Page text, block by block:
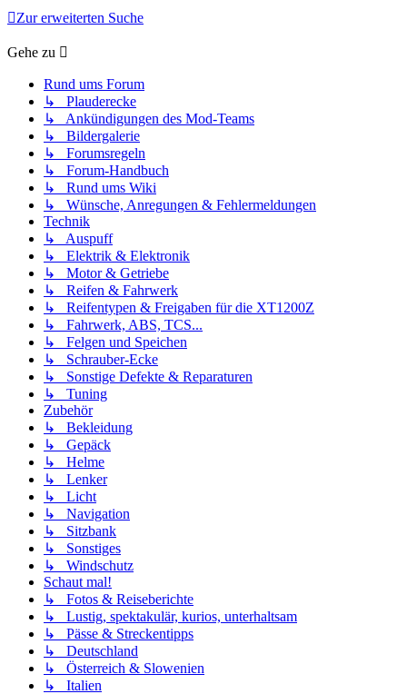
Zur erweiterten Suche
Gehe zu
Rund ums Forum
↳ Plauderecke
↳ Ankündigungen des Mod-Teams
↳ Bildergalerie
↳ Forumsregeln
↳ Forum-Handbuch
↳ Rund ums Wiki
↳ Wünsche, Anregungen & Fehlermeldungen
Technik
↳ Auspuff
↳ Elektrik & Elektronik
↳ Motor & Getriebe
↳ Reifen & Fahrwerk
↳ Reifentypen & Freigaben für die XT1200Z
↳ Fahrwerk, ABS, TCS...
↳ Felgen und Speichen
↳ Schrauber-Ecke
↳ Sonstige Defekte & Reparaturen
↳ Tuning
Zubehör
↳ Bekleidung
↳ Gepäck
↳ Helme
↳ Lenker
↳ Licht
↳ Navigation
↳ Sitzbank
↳ Sonstiges
↳ Windschutz
Schaut mal!
↳ Fotos & Reiseberichte
↳ Lustig, spektakulär, kurios, unterhaltsam
↳ Pässe & Streckentipps
↳ Deutschland
↳ Österreich & Slowenien
↳ Italien